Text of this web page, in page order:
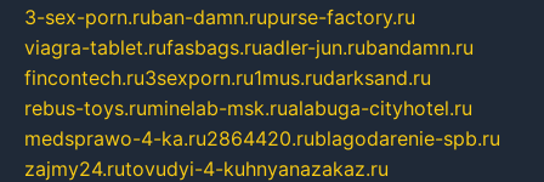
3-sex-porn.ruban-damn.rupurse-factory.ru
viagra-tablet.rufasbags.ruadler-jun.rubandamn.ru
fincontech.ru3sexporn.ru1mus.rudarksand.ru
rebus-toys.ruminelab-msk.rualabuga-cityhotel.ru
medsprawo-4-ka.ru2864420.rublagodarenie-spb.ru
zajmy24.rutovudyi-4-kuhnyanazakaz.ru